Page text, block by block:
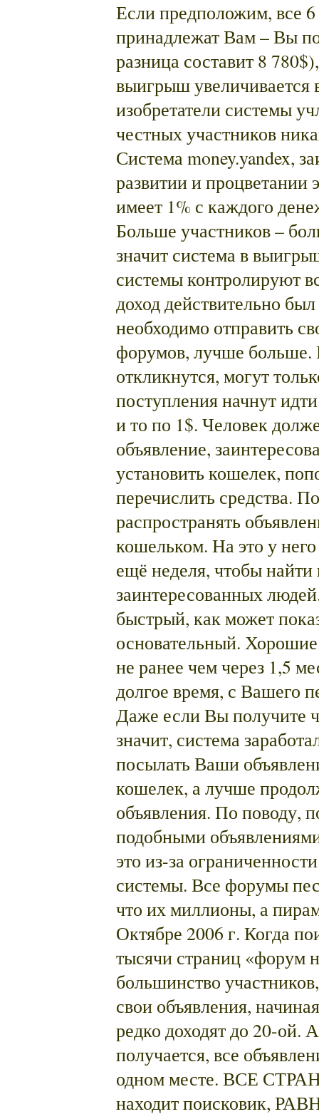
Если предположим, все
принадлежат Вам – Вы
разница составит 8
выигрыш увеличивается
изобретатели системы
честных участников
Система money.yandex,
развитии и процветании
имеет 1% с каждого
Больше участников –
значит система в
системы контролируют
доход действительно
необходимо отправить
форумов, лучше больше.
откликнутся, могут
поступления начнут
и то по 1$. Человек
объявление,
установить кошелек,
перечислить средства.
распространять
кошельком. На это у
ещё неделя, чтобы
заинтересованных
быстрый, как может
основательный.
не ранее чем через 1,5
долгое время, с Вашего
Даже если Вы получите
значит, система
посылать Ваши
кошелек, а лучше
объявления. По поводу,
подобными
это из-за
системы. Все форумы
что их миллионы, а
Октябре 2006 г. Когда
тысячи страниц «форум
большинство
свои объявления,
редко доходят до 20-ой.
получается, все
одном месте. ВСЕ
находит поисковик,